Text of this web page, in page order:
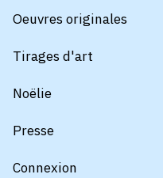
Oeuvres originales
Tirages d'art
Noëlie
Presse
Connexion